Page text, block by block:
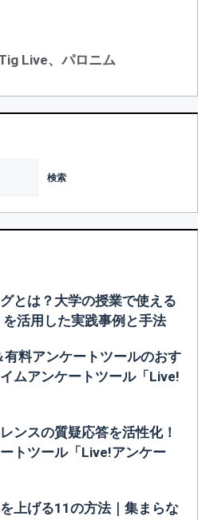
Live、パロニム
検索
とは？大学の授業で使える
を活用した実践事例と手法
有料アンケートツールのおす
ムアンケートツール「Live!
ンスの質疑応答を活性化！
トツール「Live!アンケー
上げる11の方法｜集まらな